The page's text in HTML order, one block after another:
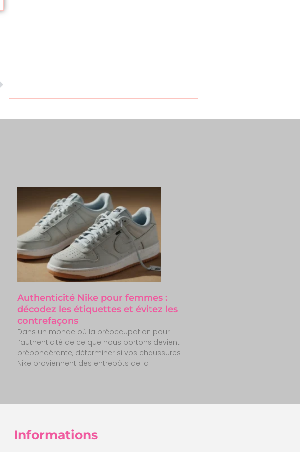
Authenticité Nike pour femmes :
décodez les étiquettes et évitez les
contrefaçons
Dans un monde où la préoccupation pour
l’authenticité de ce que nous portons devient
prépondérante, déterminer si vos chaussures
Nike proviennent des entrepôts de la
Informations